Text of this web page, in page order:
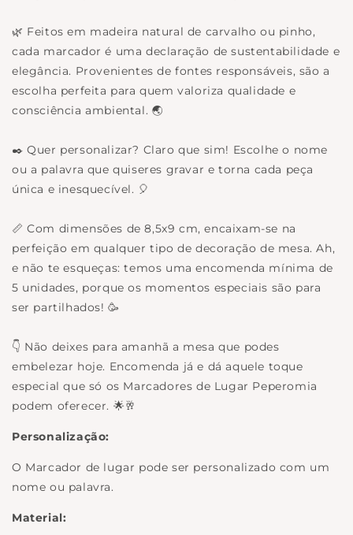
🌿 Feitos em madeira natural de carvalho ou pinho,
cada marcador é uma declaração de sustentabilidade e
elegância. Provenientes de fontes responsáveis, são a
escolha perfeita para quem valoriza qualidade e
consciência ambiental. 🌏
✒️ Quer personalizar? Claro que sim! Escolhe o nome
ou a palavra que quiseres gravar e torna cada peça
única e inesquecível. 🎈
📏 Com dimensões de 8,5x9 cm, encaixam-se na
perfeição em qualquer tipo de decoração de mesa. Ah,
e não te esqueças: temos uma encomenda mínima de
5 unidades, porque os momentos especiais são para
ser partilhados! 🥳
👇 Não deixes para amanhã a mesa que podes
embelezar hoje. Encomenda já e dá aquele toque
especial que só os Marcadores de Lugar Peperomia
podem oferecer. 🌟🥂
Personalização:
O Marcador de lugar pode ser personalizado com um
nome ou palavra.
Material: